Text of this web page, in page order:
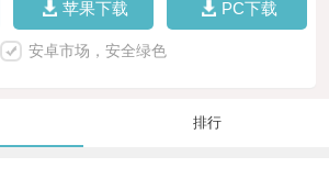
苹果下载 PC下载
安卓市场，安全绿色
排行